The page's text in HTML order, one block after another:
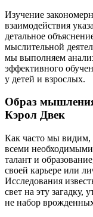
Изучение
взаимодействия
детальное
мыслительной
мы выполняем
эффективного
у детей и взрослых.
Образ
Кэрол Двек
Как часто мы видим,
всеми необходимыми
талант и
своей карьере или
Исследования
свет на эту загадку,
не набор